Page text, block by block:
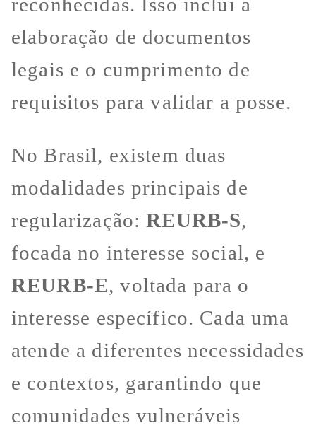
elaboração de documentos
legais e o cumprimento de
requisitos para validar a posse.
No Brasil, existem duas
modalidades principais de
regularização:REURB-S,
focada no interesse social, e
REURB-E, voltada para o
interesse específico. Cada uma
atende a diferentes necessidades
e contextos, garantindo que
comunidades vulneráveis